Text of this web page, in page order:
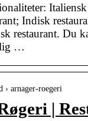
Italiensk
Indisk
restaurant. Du
…
› arnager-roegeri
|